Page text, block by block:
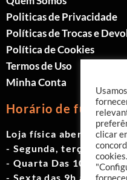
Politicas de Privacidade
Políticas de Trocas e
Política de Cookies
Termos de Uso
Minha Conta
Horário de
Loja física aberta de
- Segunda, terça e
- Quarta Das 10h às 18h
- Sexta das 9h às 18h
clicar